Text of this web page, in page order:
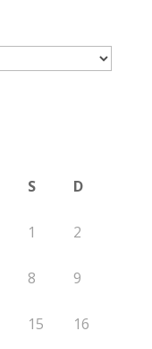
S D
1 2
8 9
15 16